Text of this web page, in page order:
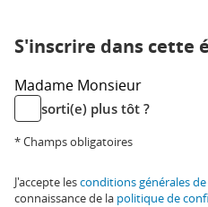
S'inscrire dans cette
Madame Monsieur
sorti(e) plus tôt ?
* Champs obligatoires
J'accepte lesconditions générales
connaissance de la politique de